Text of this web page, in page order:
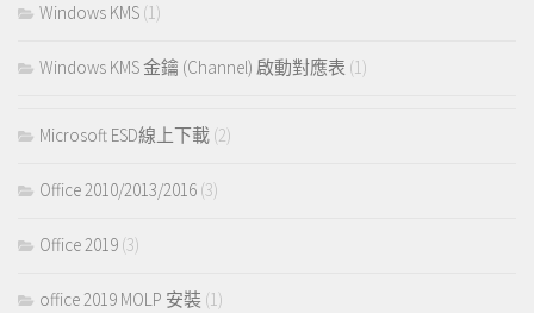
Windows KMS (1)
Windows KMS 金鑰 (Channel) 啟動對應表 (1)
Microsoft ESD線上下載 (2)
Office 2010/2013/2016 (3)
Office 2019 (3)
office 2019 MOLP 安裝 (1)